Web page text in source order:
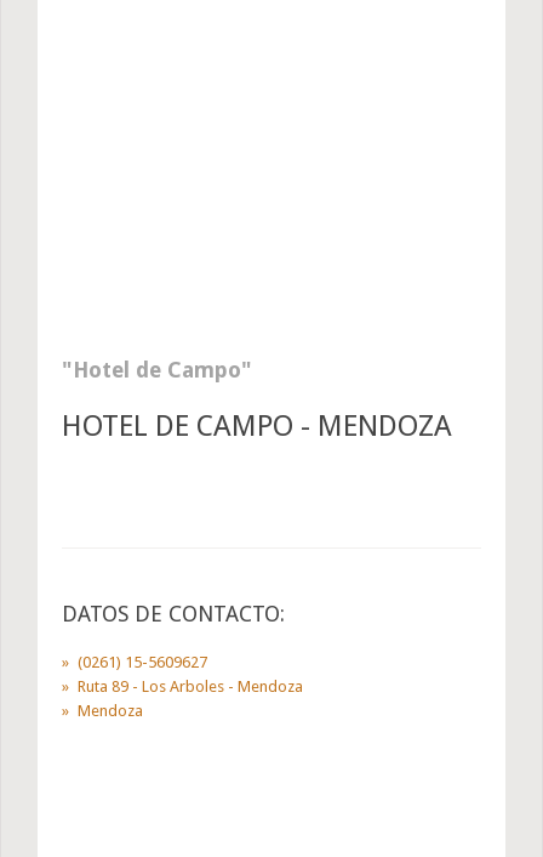
Hotel de Campo
HOTEL DE CAMPO - MENDOZA
DATOS DE CONTACTO:
(0261) 15-5609627
Ruta 89 - Los Arboles - Mendoza
Mendoza